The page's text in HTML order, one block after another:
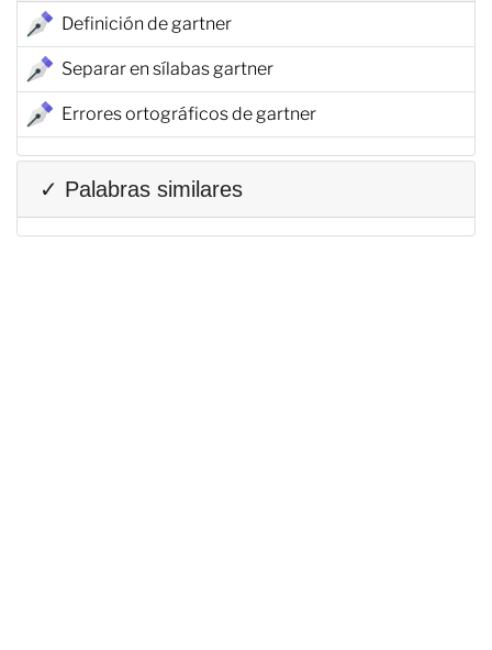
Definición de gartner
Separar en sílabas gartner
Errores ortográficos de gartner
✓ Palabras similares